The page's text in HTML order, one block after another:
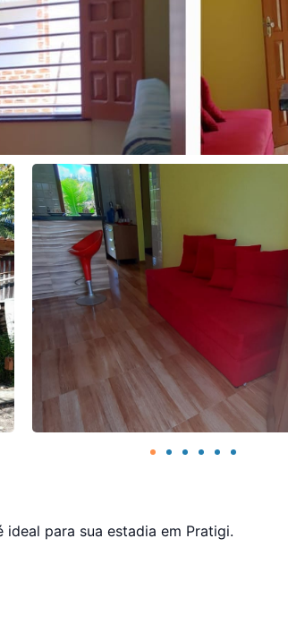
para sua estadia em Pratigi.